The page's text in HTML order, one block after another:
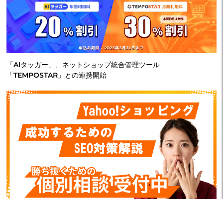
「AIタッガー」、ネットショップ統合管理ツール
「TEMPOSTAR」との連携開始